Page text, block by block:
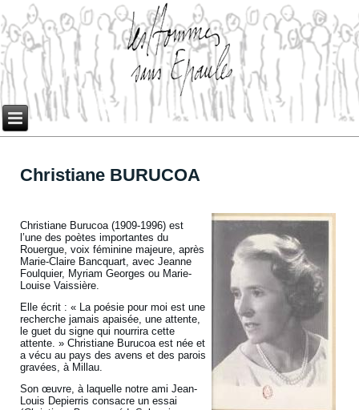
Christiane BURUCOA
Christiane Burucoa (1909-1996) est
l’une des poètes importantes du
Rouergue, voix féminine majeure, après
Marie-Claire Bancquart, avec Jeanne
Foulquier, Myriam Georges ou Marie-
Louise Vaissière.
Elle écrit : « La poésie pour moi est une
recherche jamais apaisée, une attente,
le guet du signe qui nourrira cette
attente. » Christiane Burucoa est née et
a vécu au pays des avens et des parois
gravées, à Millau.
Son œuvre, à laquelle notre ami Jean-
Louis Depierris consacre un essai